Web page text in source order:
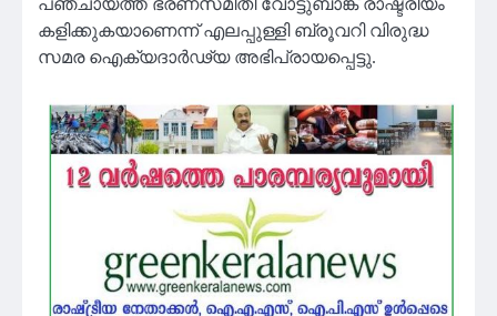
പഞ്ചായത്ത് ഭരണസമിതി വോട്ടുബാങ്ക് രാഷ്ട്രീയം
കളിക്കുകയാണെന്ന് എലപ്പുള്ളി ബ്രൂവറി വിരുദ്ധ
സമര ഐക്യദാർഢ്യ അഭിപ്രായപ്പെട്ടു.